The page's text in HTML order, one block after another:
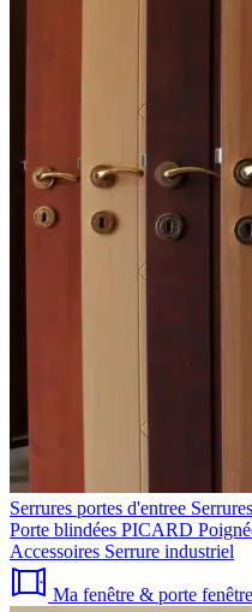
Serrures portes d'entree
Porte blindées PICARD
Accessoires Serrure industriel
Ma fenêtre & porte fenêtre